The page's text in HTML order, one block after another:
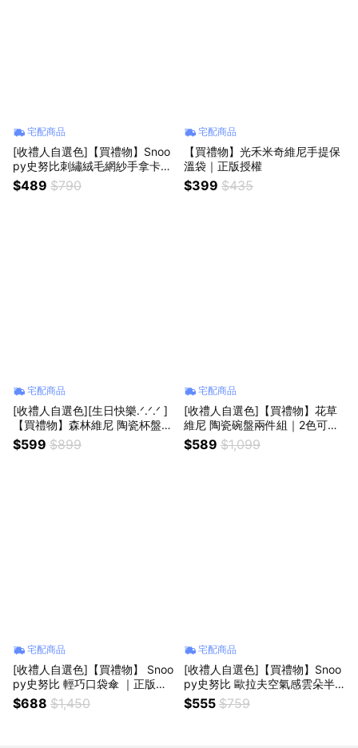
宅配商品
[收禮人自選色]【買禮物】Snoo
py史努比刺繡絨毛網紗手拿卡夾
包｜3色可選 生日禮物 生日快樂
天秤座 天蠍座 射手座 摩羯座 水
$489 $790
宅配商品
【買禮物】光禾米奇維尼手提保
溫袋｜正版授權
$399 $435
宅配商品
[收禮人自選色][生日快樂.ᐟ.ᐟ.ᐟ ]
【買禮物】森林維尼 陶瓷杯盤套
組 3色可選｜正版授權 生日禮物
巨蟹座 獅子座 處女座 天秤座 天
$599 $899
宅配商品
[收禮人自選色]【買禮物】花草
維尼 陶瓷碗盤兩件組｜2色可選
生日禮物
$589 $1,099
宅配商品
[收禮人自選色]【買禮物】 Snoo
py史努比 輕巧口袋傘 ｜正版授
權 縮骨遮 折疊傘 口袋傘 雨傘 輕
便傘 生日禮物
$688 $1,450
宅配商品
[收禮人自選色]【買禮物】Snoo
py史努比 歐拉夫空氣感雲朵半
月包｜2色可選 肩背包 斜背包 雲
朵包 生日快樂 生日禮物 新年快
$555 $759